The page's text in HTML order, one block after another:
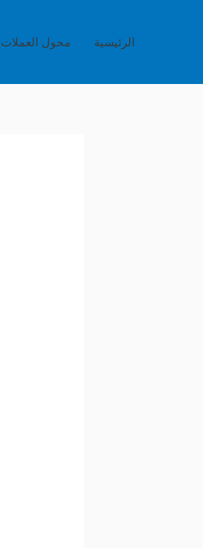
الرئيسية محول العملات